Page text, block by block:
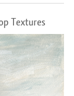
Textures